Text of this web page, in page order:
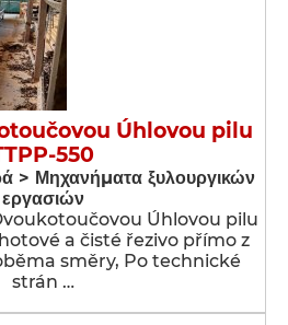
Úhlovou pilu
550
Μηχανήματα ξυλουργικών
εργασιών
Úhlovou pilu
a čisté řezivo přímo z
směry, Po technické
strán …